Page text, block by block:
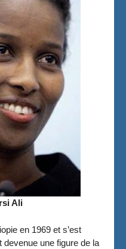
Ali
en 1969 et s’est
une figure de la